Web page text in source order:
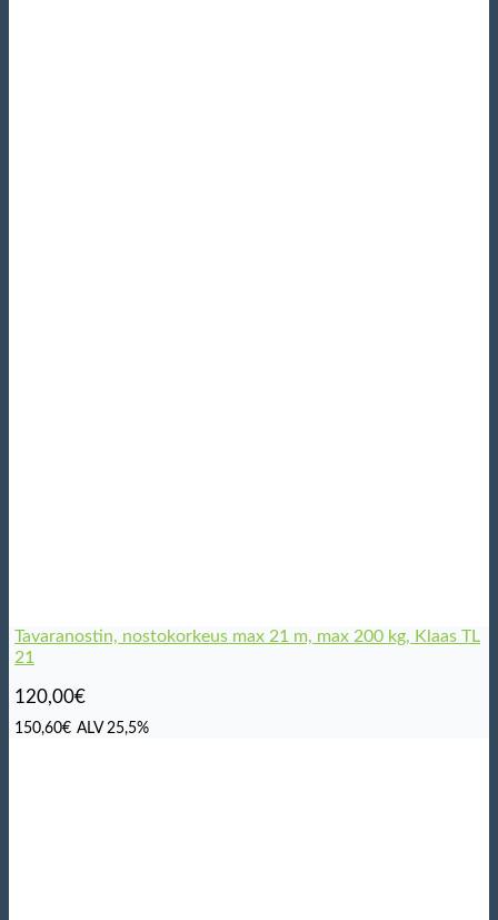
Tavaranostin, nostokorkeus max 21 m, max 200 kg, Klaas TL
21
120,00€
150,60€ ALV 25,5%